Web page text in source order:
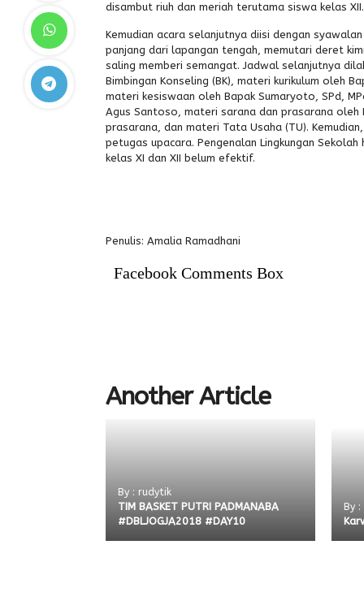
disambut riuh dan meriah terutama siswa kelas XII.
Kemudian acara selanjutnya diisi dengan
panjang dari lapangan tengah, memutari deret
saling memberi semangat. Jadwal selanjutnya
Bimbingan Konseling (BK), materi kurikulum oleh
materi kesiswaan oleh Bapak Sumaryoto, SPd,
Agus Santoso, materi sarana dan prasarana oleh
prasarana, dan materi Tata Usaha (TU).
petugas upacara. Pengenalan Lingkungan
kelas XI dan XII belum efektif.
Penulis: Amalia Ramadhani
Facebook Comments Box
Another Article
By : rudytik
TIM BASKET PUTRI PADMANABA
#DBLJOGJA2018 #DAY10
By